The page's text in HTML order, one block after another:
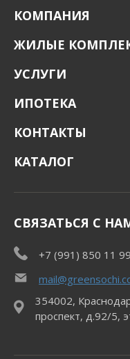
КОМПАНИЯ
ЖИЛЫЕ
УСЛУГИ
ИПОТЕКА
КОНТАКТЫ
КАТАЛОГ
СВЯЗАТЬСЯ С
+7 (991) 850 11 99
354002,
проспект, д.92/5,